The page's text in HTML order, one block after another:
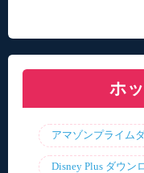
自動音
やすさと
【2026
ト・アプ
【2026
ト・アプ
【2026
をご紹介
【2026
ホ
アマゾンプライム
Disney Plus ダウン